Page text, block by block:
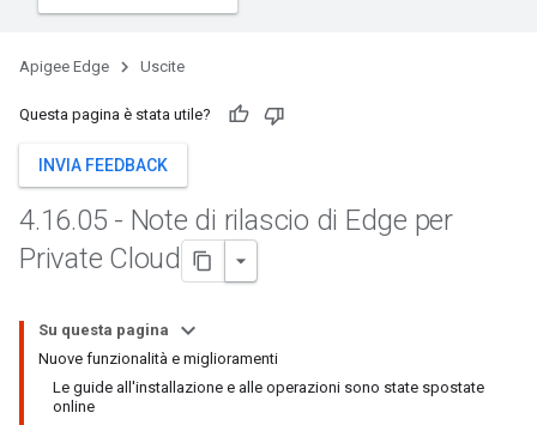
Apigee Edge Uscite
Questa pagina è stata utile?
INVIA FEEDBACK
4.16.05 - Note di rilascio di Edge per
Private Cloud
Su questa pagina
Nuove funzionalità e miglioramenti
Le guide all'installazione e alle operazioni sono state spostate
online